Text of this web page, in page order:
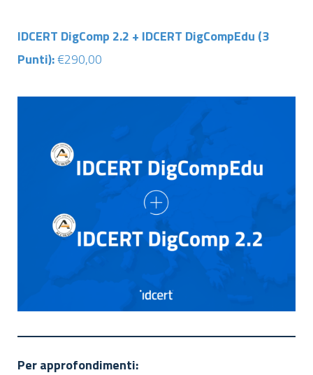
IDCERT DigComp 2.2 + IDCERT DigCompEdu (3
Punti):€290,00
Per approfondimenti: